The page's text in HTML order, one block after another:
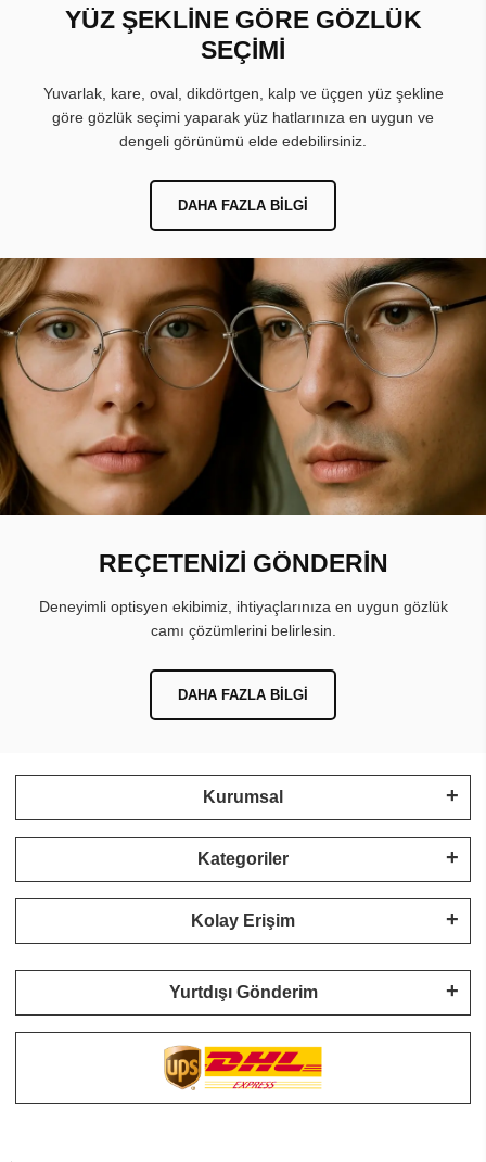
YÜZ ŞEKLİNE GÖRE GÖZLÜK
SEÇİMİ
Yuvarlak, kare, oval, dikdörtgen, kalp ve üçgen yüz şekline
göre gözlük seçimi yaparak yüz hatlarınıza en uygun ve
dengeli görünümü elde edebilirsiniz.
DAHA FAZLA BILGI
REÇETENİZİ GÖNDERİN
Deneyimli optisyen ekibimiz, ihtiyaçlarınıza en uygun gözlük
camı çözümlerini belirlesin.
DAHA FAZLA BILGI
Kurumsal
Kategoriler
Kolay Erişim
Yurtdışı Gönderim